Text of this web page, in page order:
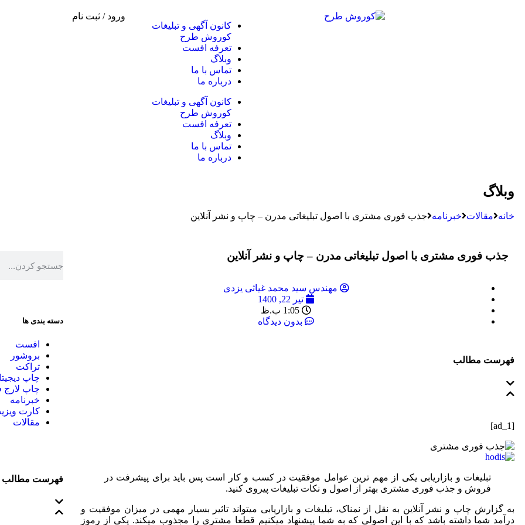
کانون آگهی و تبلیغات
کوروش طرح
تعرفه افست
وبلاگ
تماس با ما
درباره ما
کانون آگهی و تبلیغات
کوروش طرح
تعرفه افست
وبلاگ
تماس با ما
درباره ما
ورود / ثبت نام
وبلاگ
خانه مقالات خبرنامه جذب فوری مشتری با اصول تبلیغاتی مدرن – چاپ و نشر آنلاین
جذب فوری مشتری با اصول تبلیغاتی مدرن – چاپ و نشر آنلاین
مهندس سید محمد غیاثی یزدی
تیر 22, 1400
1:05 ب.ظ
بدون دیدگاه
فهرست مطالب
[ad_1]
تبلیغات و بازاریابی یکی از مهم ترین عوامل موفقیت در کسب و کار است پس باید برای پیشرفت در
فروش و جذب فوری مشتری بهتر از اصول و نکات تبلیغات پیروی کنید.
به گزارش چاپ و نشر آنلاین به نقل از نمناک، تبلیغات و بازاریابی میتواند تاثیر بسیار مهمی در میزان موفقیت و
درآمد شما داشته باشد که با این اصولی که به شما پیشنهاد میکنیم قطعا مشتری را مجذوب میکند. یکی از رموز
دسته بندی ها
افست
بروشور
تراکت
چاپ
چاپ
خبرنامه
کارت
مقالات
فهرست مطالب